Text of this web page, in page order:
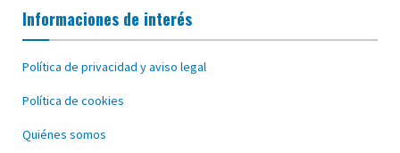
Informaciones de interés
Política de privacidad y aviso legal
Política de cookies
Quiénes somos